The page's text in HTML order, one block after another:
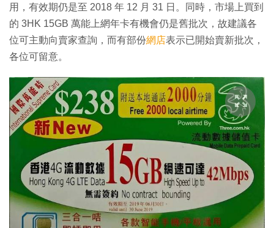
用，有效期仍是至 2018 年 12 月 31 日。同時，市場上買到
的 3HK 15GB 萬能上網年卡有機會仍是舊批次，故建議各
位可主動向賣家查詢，而有部份網店表示已開始賣新批次，
各位可留意。